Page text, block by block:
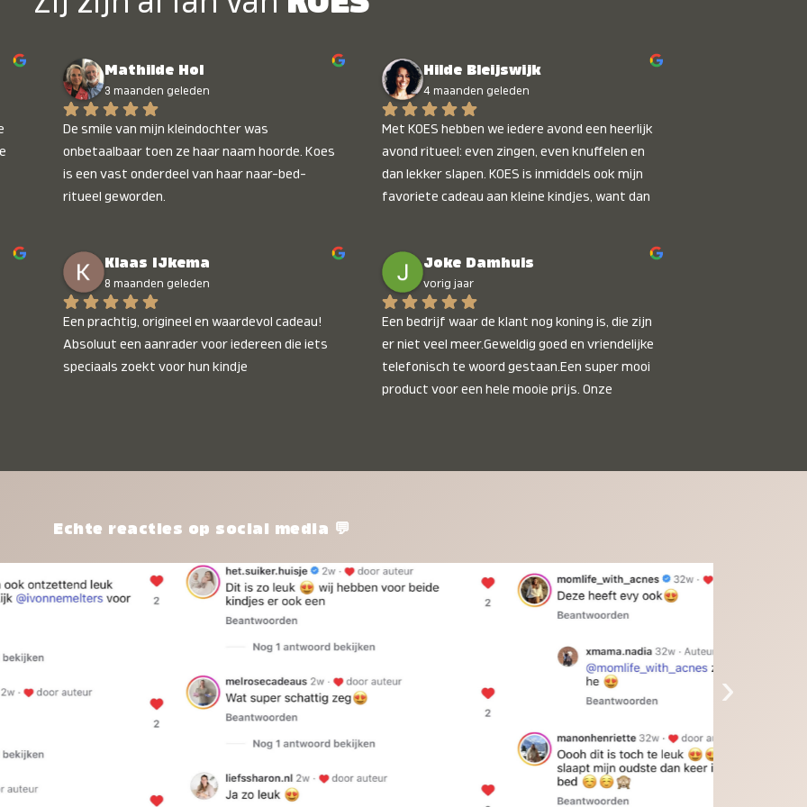
Mathilde Hol
3 maanden geleden
De smile van mijn kleindochter was
onbetaalbaar toen ze haar naam hoorde. Koes
is een vast onderdeel van haar naar-bed-
ritueel geworden.
Hilde Bleijswijk
4 maanden geleden
Met KOES hebben we iedere avond een heerlijk
avond ritueel: even zingen, even knuffelen en
dan lekker slapen. KOES is inmiddels ook mijn
favoriete cadeau aan kleine kindjes, want dan
onbetaalbaar :)
Klaas IJkema
8 maanden geleden
Een prachtig, origineel en waardevol cadeau!
Absoluut een aanrader voor iedereen die iets
speciaals zoekt voor hun kindje
Joke Damhuis
vorig jaar
Een bedrijf waar de klant nog koning is, die zijn
er niet veel meer.Geweldig goed en vriendelijke
telefonisch te woord gestaan.Een super mooi
product voor een hele mooie prijs. Onze
twijfelen gewoon doen, het is het waard.
Echte reacties op social media 💬
›